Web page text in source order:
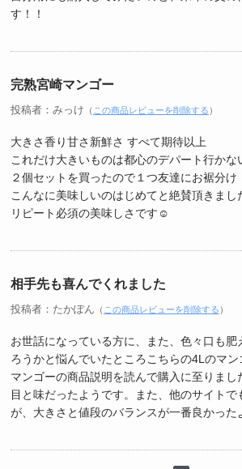
す！！
完熟宮崎マンゴー
投稿者：みっけ （ この商品レビューを削除する ）
大きさ香り甘さ新鮮さ すべて期待以上
これだけ大きいものは都心のデパート行かな
２個セットを買ったので１つ友達にお裾分け
こんなに美味しいのはじめてと絶賛頂きまし
リピート必須の美味しさです☺️
相手先も喜んでくれました
投稿者：たかぽん （ この商品レビューを削除する ）
お世話になっている方に、また、色々口も肥
ろうかと悩んでいたところこちらの4Lのマン
マンゴーの商品説明を読んで購入に至りまし
目と味だったようです。また、他のサイトで
が、大きさと値段のバランスが一番良かった